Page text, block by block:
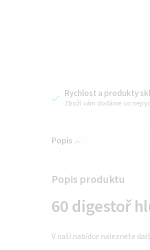
Rychlost a produkty
Zboží vám dodáme co
Popis
60 digestoř
V naší nabídce naleznete